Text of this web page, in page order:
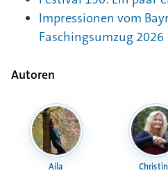
Impressionen vom
Faschingsumzug 2026
Autoren
Aila